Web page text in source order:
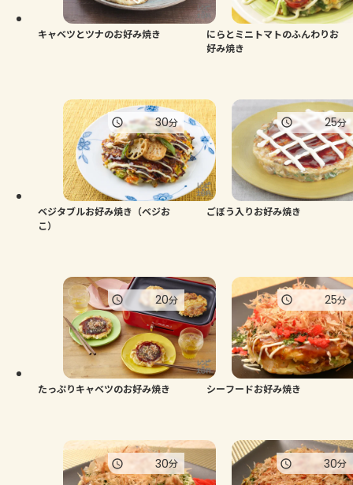
キャベツとツナのお好み焼き
にらとミニトマトのふんわりお
好み焼き
ベジタブルお好み焼き（ベジお
こ）
30分
ごぼう入りお好み焼き
25分
たっぷりキャベツのお好み焼き
20分
シーフードお好み焼き
25分
30分 30分